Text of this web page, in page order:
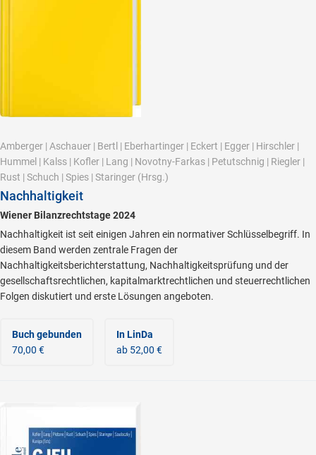
Amberger | Aschauer | Bertl | Eberhartinger | Eckert | Egger | Hirschler |
Hummel | Kalss | Kofler | Lang | Novotny-Farkas | Petutschnig | Riegler |
Rust | Schuch | Spies | Staringer (Hrsg.)
Nachhaltigkeit
Wiener Bilanzrechtstage 2024
Nachhaltigkeit ist seit einigen Jahren ein normativer Schlüsselbegriff. In
diesem Band werden zentrale Fragen der
Nachhaltigkeitsberichterstattung, Nachhaltigkeitsprüfung und der
gesellschaftsrechtlichen, kapitalmarktrechtlichen und steuerrechtlichen
Folgen diskutiert und erste Lösungen angeboten.
Buch gebunden
70,00 €
In LinDa
ab 52,00 €